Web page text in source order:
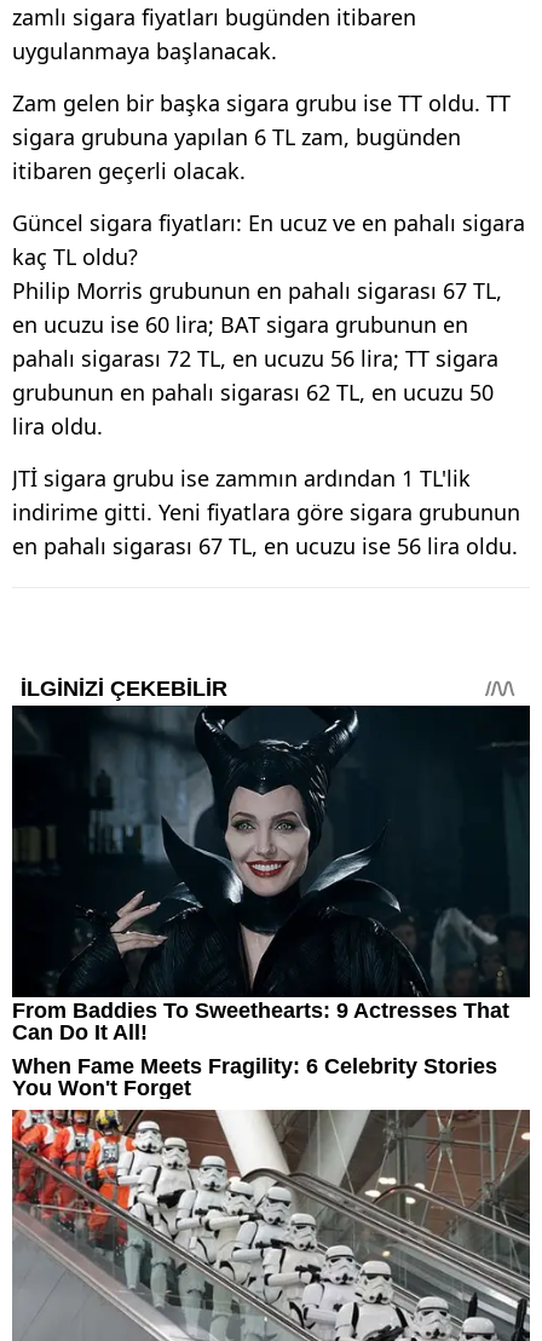
zamlı sigara fiyatları bugünden itibaren
uygulanmaya başlanacak.
Zam gelen bir başka sigara grubu ise TT oldu. TT
sigara grubuna yapılan 6 TL zam, bugünden
itibaren geçerli olacak.
Güncel sigara fiyatları: En ucuz ve en pahalı sigara
kaç TL oldu?
Philip Morris grubunun en pahalı sigarası 67 TL,
en ucuzu ise 60 lira; BAT sigara grubunun en
pahalı sigarası 72 TL, en ucuzu 56 lira; TT sigara
grubunun en pahalı sigarası 62 TL, en ucuzu 50
lira oldu.
JTİ sigara grubu ise zammın ardından 1 TL'lik
indirime gitti. Yeni fiyatlara göre sigara grubunun
en pahalı sigarası 67 TL, en ucuzu ise 56 lira oldu.